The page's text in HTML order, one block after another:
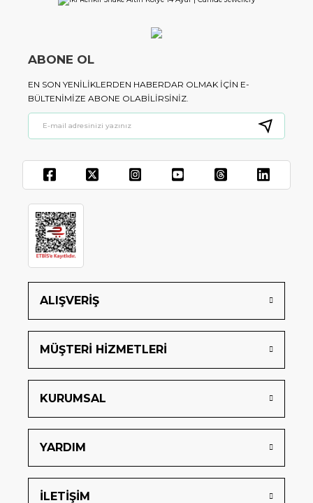
ALIŞVERİŞ
MÜŞTERİ HİZMETLERİ
KURUMSAL
YARDIM
İLETİŞİM
ABONE OL
EN SON YENILIKLERDEN HABERDAR OLMAK IÇIN E-
BÜLTENIMIZE ABONE OLABILIRSINIZ.